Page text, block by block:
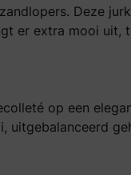
Deze
er extra mooi
op een
uitgebalanceerd